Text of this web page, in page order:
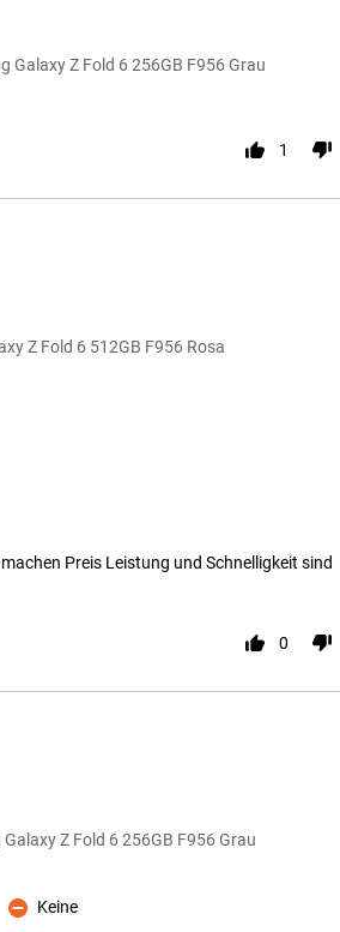
Galaxy Z Fold 6 256GB F956 Grau
1
Z Fold 6 512GB F956 Rosa
Preis Leistung und Schnelligkeit sind
0
Z Fold 6 256GB F956 Grau
Kontra
Keine